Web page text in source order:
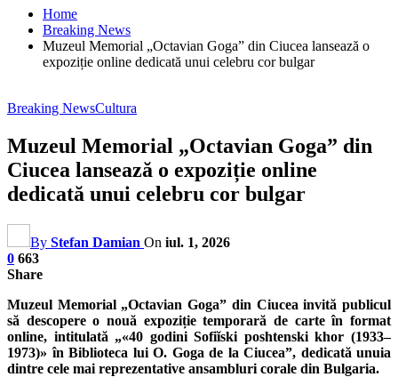
Home
Breaking News
Muzeul Memorial „Octavian Goga” din Ciucea lansează o
expoziție online dedicată unui celebru cor bulgar
Breaking NewsCultura
Muzeul Memorial „Octavian Goga” din
Ciucea lansează o expoziție online
dedicată unui celebru cor bulgar
By Stefan Damian On iul. 1, 2026
0 663
Share
Muzeul Memorial „Octavian Goga” din Ciucea invită publicul
să descopere o nouă expoziție temporară de carte în format
online, intitulată „«40 godini Sofiĭski poshtenski khor (1933–
1973)» în Biblioteca lui O. Goga de la Ciucea”, dedicată unuia
dintre cele mai reprezentative ansambluri corale din Bulgaria.